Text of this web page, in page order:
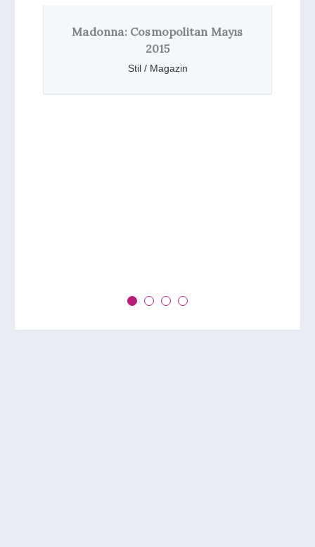
Grammy Ödül Töreni 2015: Sam
Smith, Beck, Madonna